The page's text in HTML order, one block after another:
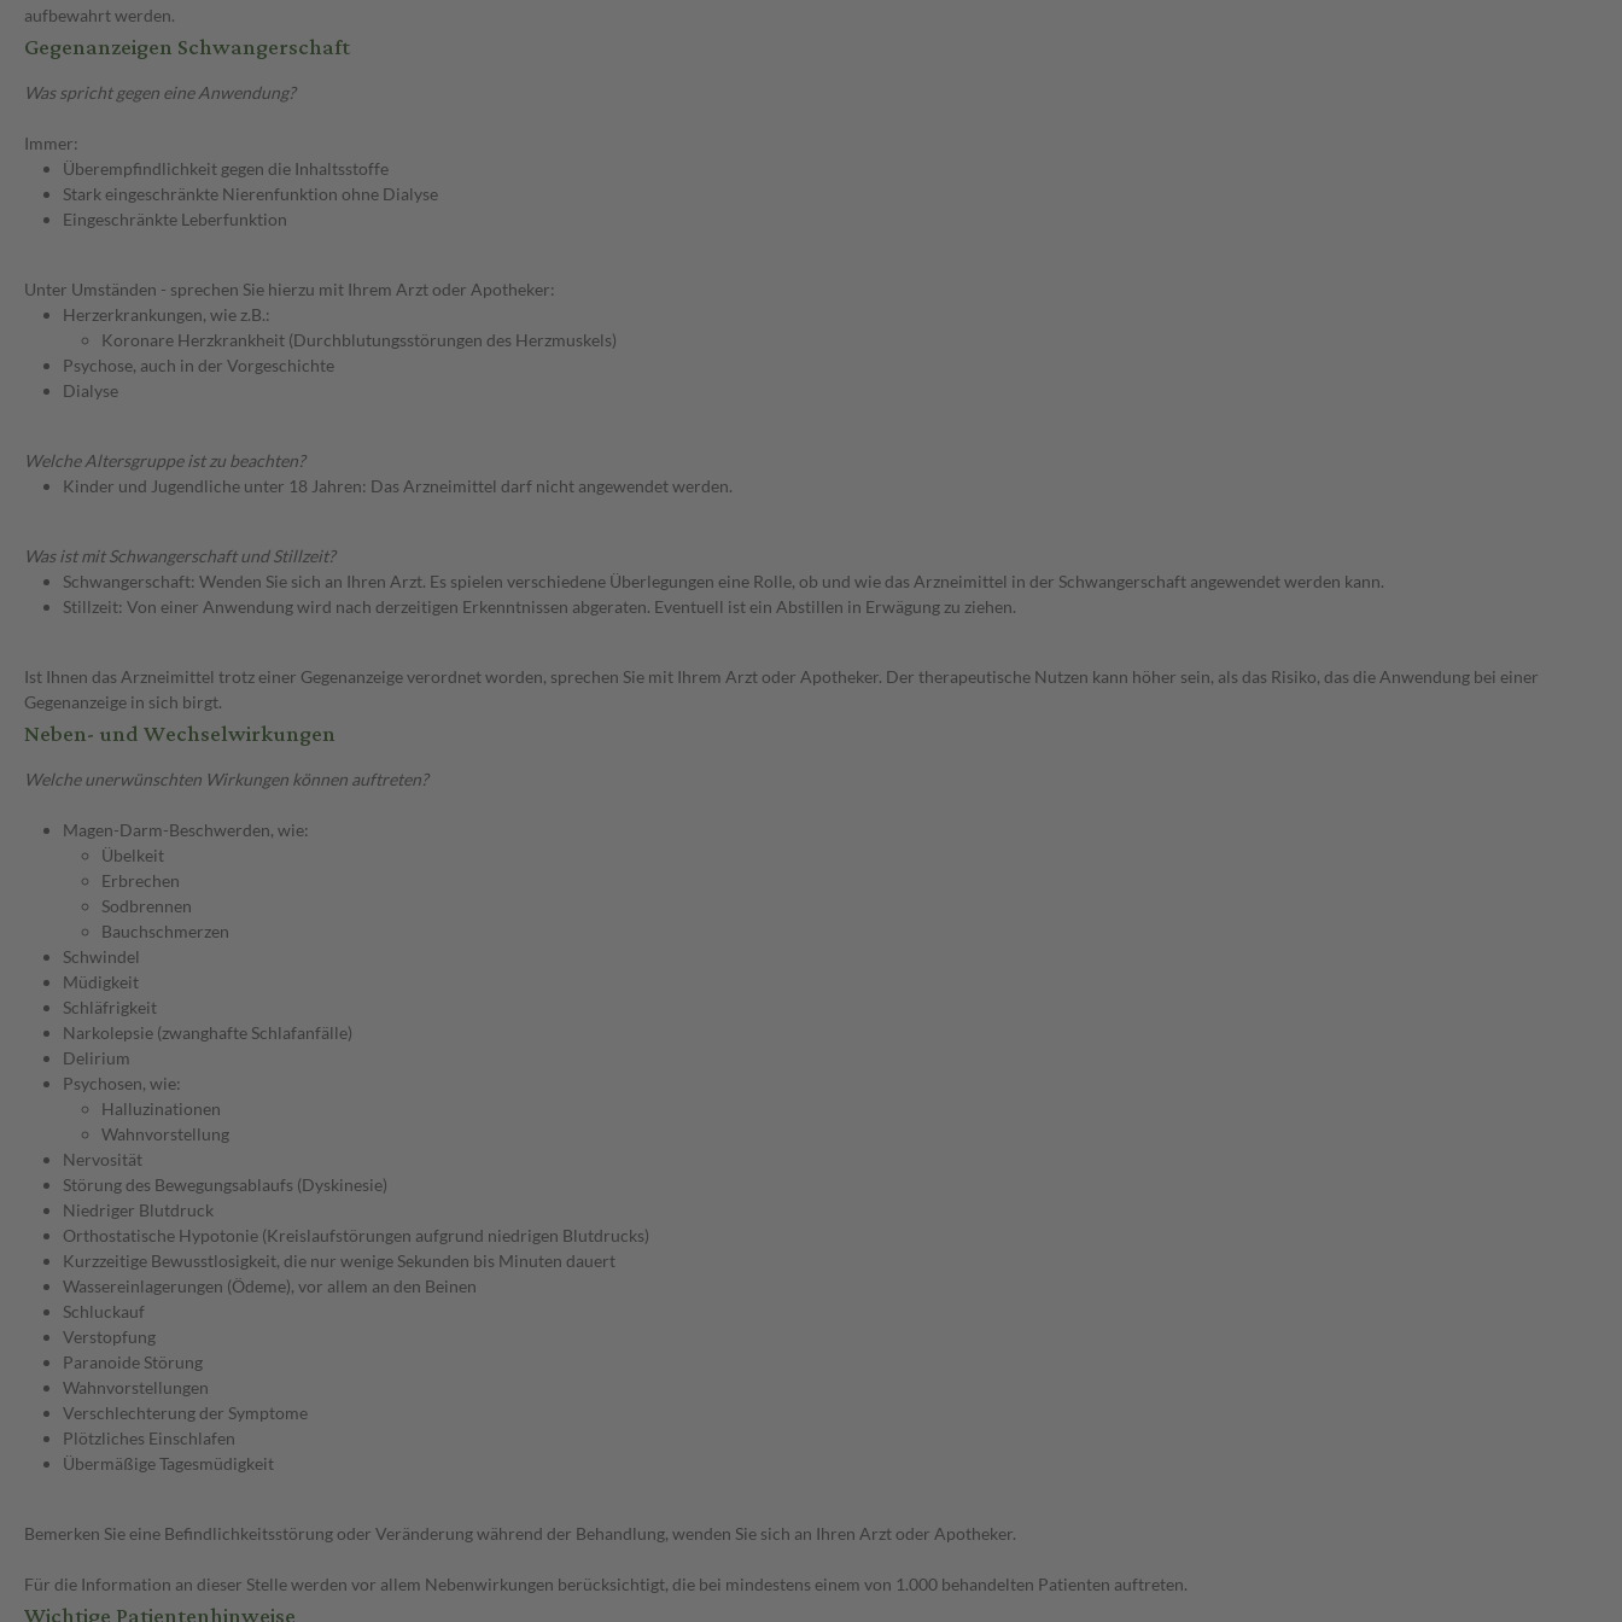
aufbewahrt werden.
Gegenanzeigen Schwangerschaft
Was spricht gegen eine Anwendung?
Immer:
Überempfindlichkeit gegen die Inhaltsstoffe
Stark eingeschränkte Nierenfunktion ohne Dialyse
Eingeschränkte Leberfunktion
Unter Umständen - sprechen Sie hierzu mit Ihrem Arzt oder Apotheker:
Herzerkrankungen, wie z.B.:
Koronare Herzkrankheit (Durchblutungsstörungen des Herzmuskels)
Psychose, auch in der Vorgeschichte
Dialyse
Welche Altersgruppe ist zu beachten?
Kinder und Jugendliche unter 18 Jahren: Das Arzneimittel darf nicht angewendet werden.
Was ist mit Schwangerschaft und Stillzeit?
Schwangerschaft: Wenden Sie sich an Ihren Arzt. Es spielen verschiedene Überlegungen eine Rolle, ob und wie das Arzneimittel in der Schwangerschaft angewendet werden kann.
Stillzeit: Von einer Anwendung wird nach derzeitigen Erkenntnissen abgeraten. Eventuell ist ein Abstillen in Erwägung zu ziehen.
Ist Ihnen das Arzneimittel trotz einer Gegenanzeige verordnet worden, sprechen Sie mit Ihrem Arzt oder Apotheker. Der therapeutische Nutzen kann höher sein, als das Risiko, das die Anwendung bei einer
Gegenanzeige in sich birgt.
Neben- und Wechselwirkungen
Welche unerwünschten Wirkungen können auftreten?
Magen-Darm-Beschwerden, wie:
Übelkeit
Erbrechen
Sodbrennen
Bauchschmerzen
Schwindel
Müdigkeit
Schläfrigkeit
Narkolepsie (zwanghafte Schlafanfälle)
Delirium
Psychosen, wie:
Halluzinationen
Wahnvorstellung
Nervosität
Störung des Bewegungsablaufs (Dyskinesie)
Niedriger Blutdruck
Orthostatische Hypotonie (Kreislaufstörungen aufgrund niedrigen Blutdrucks)
Kurzzeitige Bewusstlosigkeit, die nur wenige Sekunden bis Minuten dauert
Wassereinlagerungen (Ödeme), vor allem an den Beinen
Schluckauf
Verstopfung
Paranoide Störung
Wahnvorstellungen
Verschlechterung der Symptome
Plötzliches Einschlafen
Übermäßige Tagesmüdigkeit
Bemerken Sie eine Befindlichkeitsstörung oder Veränderung während der Behandlung, wenden Sie sich an Ihren Arzt oder Apotheker.
Für die Information an dieser Stelle werden vor allem Nebenwirkungen berücksichtigt, die bei mindestens einem von 1.000 behandelten Patienten auftreten.